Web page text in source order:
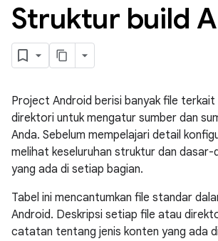
Struktur build
Project Android berisi banyak file
direktori untuk mengatur sumber dan
Anda. Sebelum mempelajari detail
melihat keseluruhan struktur dan dasar-
yang ada di setiap bagian.
Tabel ini mencantumkan file standar
Android. Deskripsi setiap file atau
catatan tentang jenis konten yang ada